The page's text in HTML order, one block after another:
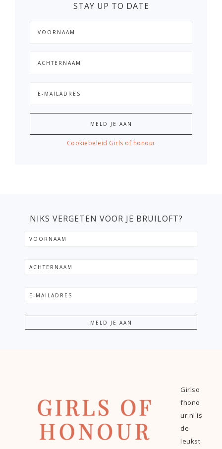
STAY UP TO DATE
Cookiebeleid Girls of honour
NIKS VERGETEN VOOR JE BRUILOFT?
Girlso
fhono
ur.nl is
de
leukst